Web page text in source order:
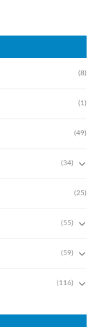
(8)
(1)
(49)
(34)
(25)
(55)
(59)
(116)